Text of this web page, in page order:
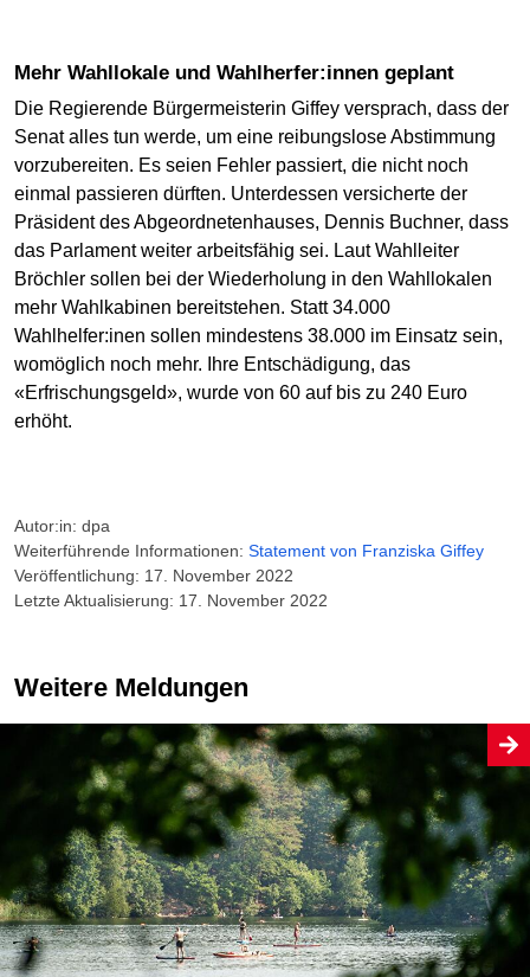
Mehr Wahllokale und Wahlherfer:innen geplant
Die Regierende Bürgermeisterin Giffey versprach, dass der
Senat alles tun werde, um eine reibungslose Abstimmung
vorzubereiten. Es seien Fehler passiert, die nicht noch
einmal passieren dürften. Unterdessen versicherte der
Präsident des Abgeordnetenhauses, Dennis Buchner, dass
das Parlament weiter arbeitsfähig sei. Laut Wahlleiter
Bröchler sollen bei der Wiederholung in den Wahllokalen
mehr Wahlkabinen bereitstehen. Statt 34.000
Wahlhelfer:inen sollen mindestens 38.000 im Einsatz sein,
womöglich noch mehr. Ihre Entschädigung, das
«Erfrischungsgeld», wurde von 60 auf bis zu 240 Euro
erhöht.
Autor:in: dpa
Weiterführende Informationen: Statement von Franziska Giffey
Veröffentlichung: 17. November 2022
Letzte Aktualisierung: 17. November 2022
Weitere Meldungen